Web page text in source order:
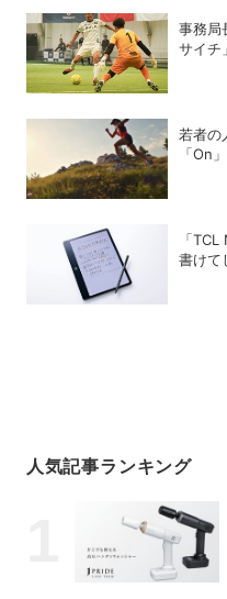
事務局
サイチ
若者の
「On
「
書けて
人気記事ランキング